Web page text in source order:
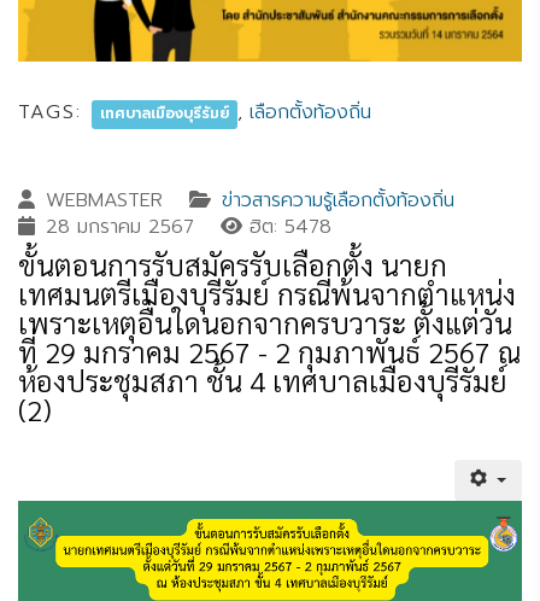
TAGS: เทศบาลเมืองบุรีรัมย์ ,เลือกตั้งท้องถิ่น
WEBMASTER
ข่าวสารความรู้เลือกตั้งท้องถิ่น
28 มกราคม 2567
ฮิต: 5478
ขั้นตอนการรับสมัครรับเลือกตั้ง นายก
เทศมนตรีเมืองบุรีรัมย์ กรณีพ้นจากตำแหน่ง
เพราะเหตุอื่นใดนอกจากครบวาระ ตั้งแต่วัน
ที่ 29 มกราคม 2567 - 2 กุมภาพันธ์ 2567 ณ
ห้องประชุมสภา ชั้น 4 เทศบาลเมืองบุรีรัมย์
(2)